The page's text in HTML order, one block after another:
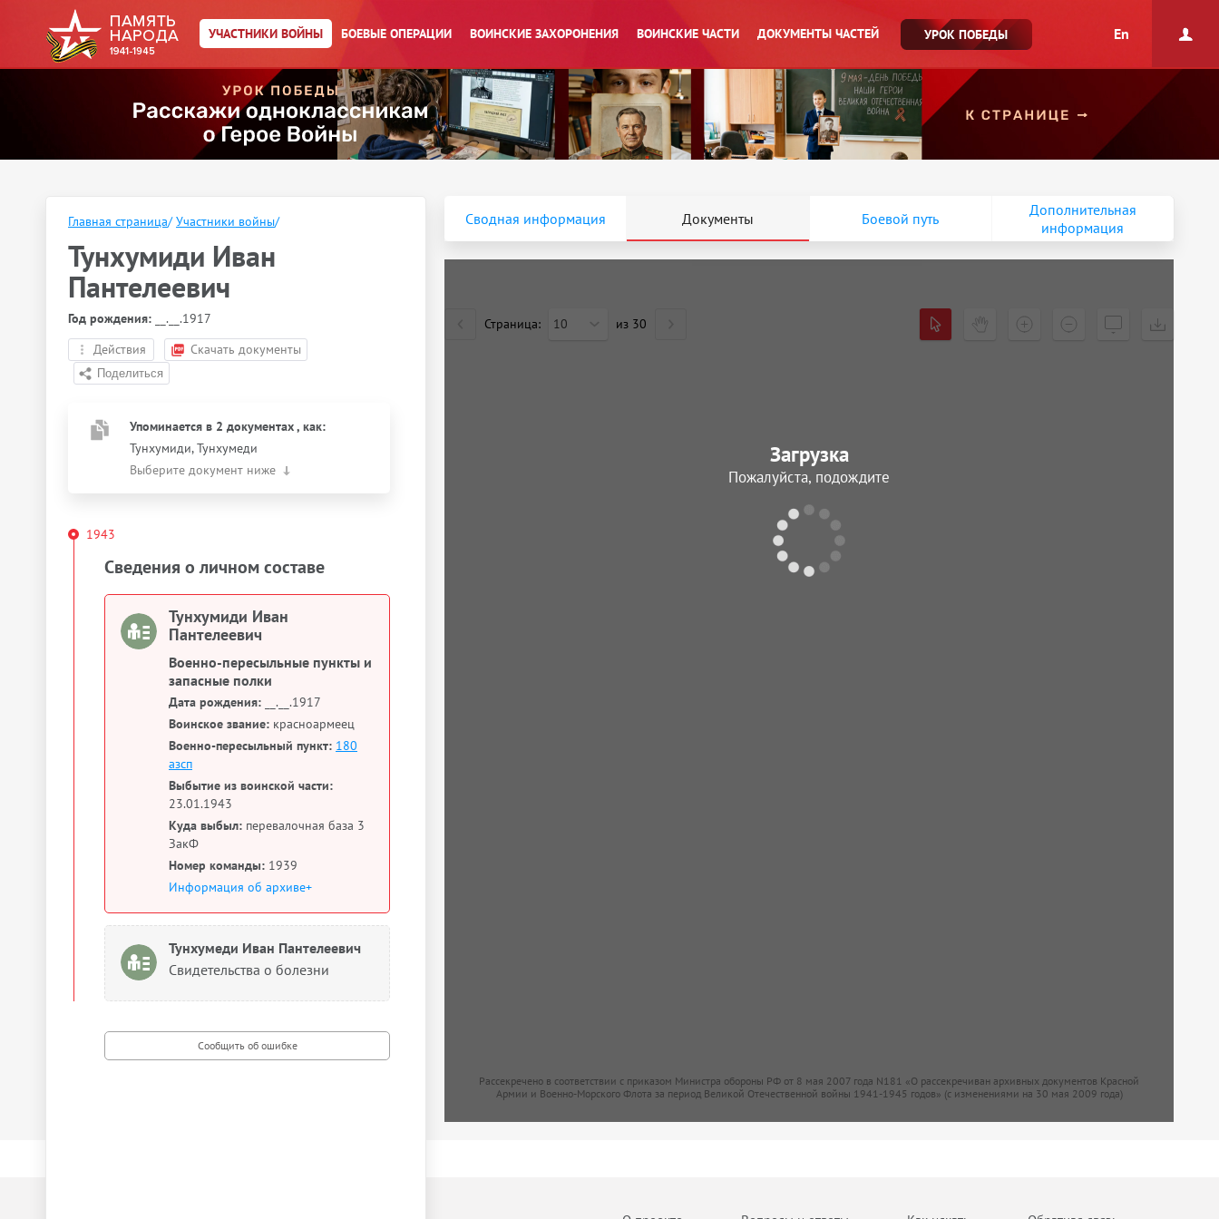
УЧАСТНИКИ ВОЙНЫ БОЕВЫЕ ОПЕРАЦИИ ВОИНСКИЕ ЗАХОРОНЕНИЯ ВОИНСКИЕ ЧАСТИ ДОКУМЕНТЫ ЧАСТЕЙ УРОК ПОБЕДЫ En
Главная страница/ Участники войны/
Тунхумиди Иван
Пантелеевич
Год рождения: __.__.1917
Действия
Скачать документы
Упоминается в 2 документах, как:
Тунхумиди, Тунхумеди
Выберите документ ниже
1943
Сведения о личном составе
Тунхумиди Иван
Пантелеевич
Военно-пересыльные пункты и
запасные полки
Дата рождения: __.__.1917
Воинское звание: красноармеец
Военно-пересыльный пункт: 180
азсп
Выбытие из воинской части:
23.01.1943
Куда выбыл: перевалочная база 3
ЗакФ
Номер команды: 1939
Информация об архиве+
Тунхумеди Иван Пантелеевич
Свидетельства о болезни
Сводная информация Документы Боевой путь
Дополнительная
информация
Страница: 10 из 30
Рассекречено в соответствии с приказом Министра обороны РФ от 8 мая 2007 года N181 «О рассекречиван архивных документов Красной
Армии и Военно-Морского Флота за период Великой Отечественной войны 1941-1945 годов» (с изменениями на 30 мая 2009 года)
Загрузка
Пожалуйста, подождите